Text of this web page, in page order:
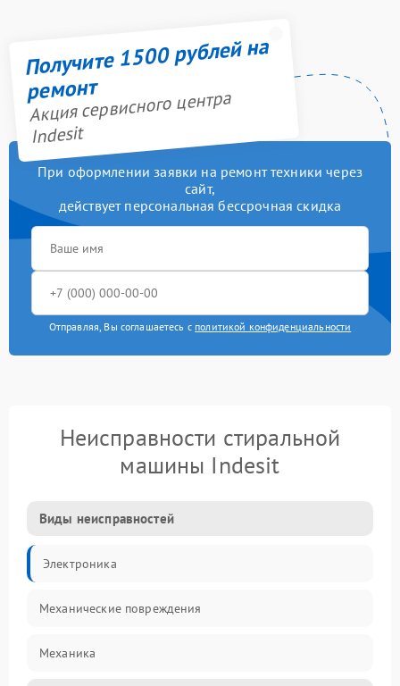
Получите 1500 рублей на
ремонт
Акция сервисного центра
Indesit
При оформлении заявки на ремонт техники через
сайт,
действует персональная бессрочная скидка
Отправляя, Вы соглашаетесь с политикой конфиденциальности
Неисправности стиральной
машины Indesit
Виды неисправностей
Электроника
Механические повреждения
Механика